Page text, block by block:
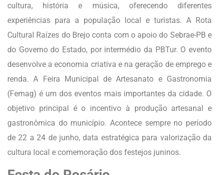
cultura, história e música, oferecendo diferentes
experiências para a população local e turistas. A Rota
Cultural Raízes do Brejo conta com o apoio do Sebrae-PB e
do Governo do Estado, por intermédio da PBTur. O evento
desenvolve a economia criativa e na geração de emprego e
renda. A Feira Municipal de Artesanato e Gastronomia
(Femag) é um dos eventos mais importantes da cidade. O
objetivo principal é o incentivo à produção artesanal e
gastronômica do município. Acontece sempre no período
de 22 a 24 de junho, data estratégica para valorização da
cultura local e comemoração dos festejos juninos.